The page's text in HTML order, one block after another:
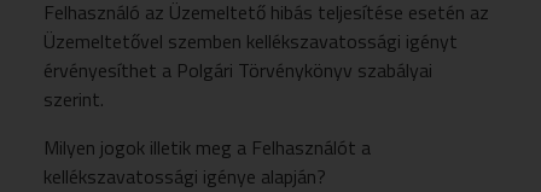
Felhasználó az Üzemeltető hibás teljesítése esetén az
Üzemeltetővel szemben kellékszavatossági igényt
érvényesíthet a Polgári Törvénykönyv szabályai
szerint.
Milyen jogok illetik meg a Felhasználót a
kellékszavatossági igénye alapján?